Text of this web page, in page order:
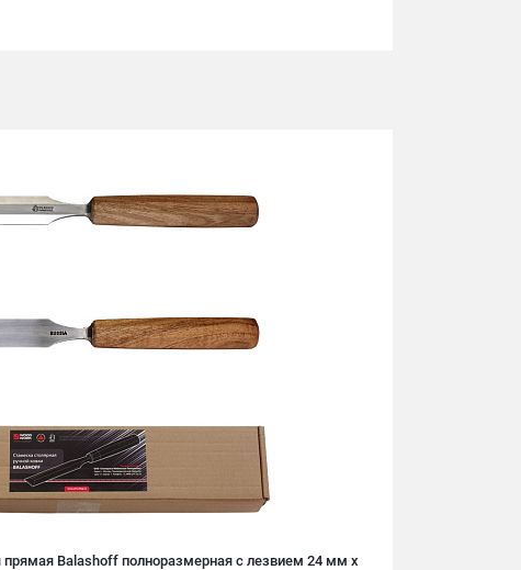
прямая Balashoff полноразмерная с лезвием 24 мм х